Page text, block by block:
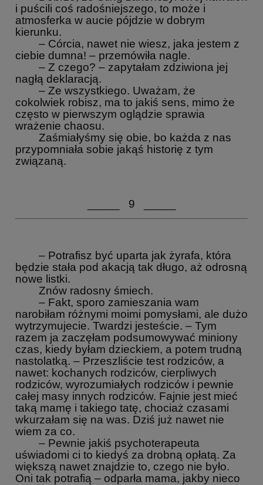
i puścili coś radośniejszego, to może i
atmosferka w aucie pójdzie w dobrym
kierunku.
– Córcia, nawet nie wiesz, jaka jestem z
ciebie dumna! – przemówiła nagle.
– Z czego? – zapytałam zdziwiona jej
nagłą deklaracją.
– Ze wszystkiego. Uważam, że
cokolwiek robisz, ma to jakiś sens, mimo że
często w pierwszym oglądzie sprawia
wrażenie chaosu.
Zaśmiałyśmy się obie, bo każda z nas
przypomniała sobie jakąś historię z tym
związaną.
_____ 9 _____
– Potrafisz być uparta jak żyrafa, która
będzie stała pod akacją tak długo, aż odrosną
nowe listki.
Znów radosny śmiech.
– Fakt, sporo zamieszania wam
narobiłam różnymi moimi pomysłami, ale dużo
wytrzymujecie. Twardzi jesteście. – Tym
razem ja zaczęłam podsumowywać miniony
czas, kiedy byłam dzieckiem, a potem trudną
nastolatką. – Przeszliście test rodziców, a
nawet: kochanych rodziców, cierpliwych
rodziców, wyrozumiałych rodziców i pewnie
całej masy innych rodziców. Fajnie jest mieć
taką mamę i takiego tatę, chociaż czasami
wkurzałam się na was. Dziś już nawet nie
wiem za co.
– Pewnie jakiś psychoterapeuta
uświadomi ci to kiedyś za drobną opłatą. Za
większą nawet znajdzie to, czego nie było.
Oni tak potrafią – odparła mama, jakby nieco